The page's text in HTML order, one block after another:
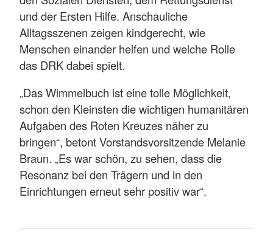
und der Ersten Hilfe. Anschauliche
Alltagsszenen zeigen kindgerecht, wie
Menschen einander helfen und welche Rolle
das DRK dabei spielt.
„Das Wimmelbuch ist eine tolle Möglichkeit,
schon den Kleinsten die wichtigen humanitären
Aufgaben des Roten Kreuzes näher zu
bringen“, betont Vorstandsvorsitzende Melanie
Braun. „Es war schön, zu sehen, dass die
Resonanz bei den Trägern und in den
Einrichtungen erneut sehr positiv war“.